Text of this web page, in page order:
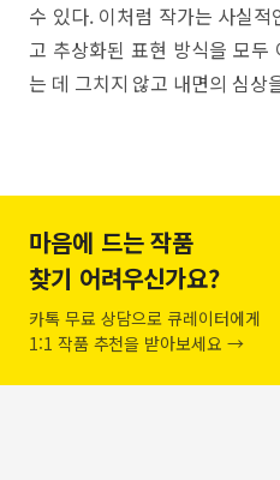
수 있다. 이처럼 작가는 사실
고 추상화된 표현 방식을 모
는 데 그치지 않고 내면의 심상
마음에 드는 작품
찾기 어려우신가요?
카톡 무료 상담으로 큐레이터에게
1:1 작품 추천을 받아보세요 →